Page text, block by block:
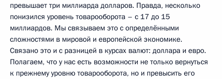
превышает три миллиарда долларов. Правда, несколько
понизился уровень товарооборота – с 17 до 15
миллиардов. Мы связываем это с определёнными
сложностями в мировой и европейской экономике.
Связано это и с разницей в курсах валют: доллара и евро.
Полагаем, что у нас есть возможности не только вернуться
к прежнему уровню товарооборота, но и превысить его